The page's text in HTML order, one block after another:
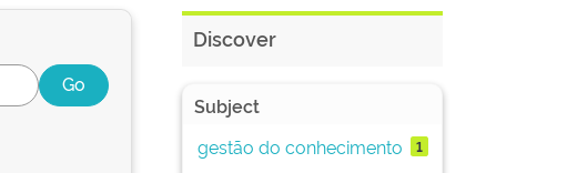
Discover
Subject
gestão do conhecimento
1